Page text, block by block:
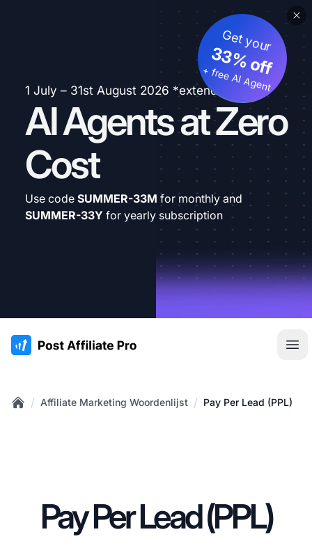
1 July – 31st August 2026 *extended
AI Agents at Zero
Cost
Get your
33% off
+ free AI Agent
Use code SUMMER-33M for monthly and
SUMMER-33Y for yearly subscription
:site.title
/ Affiliate Marketing Woordenlijst / Pay Per Lead (PPL)
Pay Per Lead (PPL)